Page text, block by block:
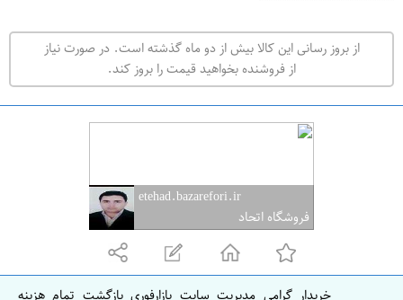
ت
ه
ر
ا
ص
ه
از بروز رسانی این کالا بیش از دو ماه گذشته است. در صورت نیاز
از فروشنده بخواهید قیمت را بروز کند.
etehad.bazarefori.ir
فروشگاه اتحاد
خریدار گرامی مدیریت سایت بازارفوری بازگشت تمام هزینه